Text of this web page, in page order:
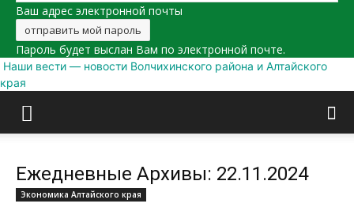
Ваш адрес электронной почты
Пароль будет выслан Вам по электронной почте.
Наши вести — новости Волчихинского района и Алтайского
края
Ежедневные Архивы: 22.11.2024
Экономика Алтайского края